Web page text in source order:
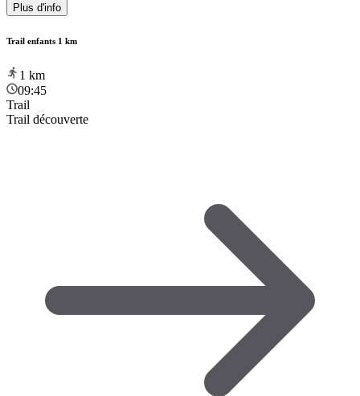
Plus d'info
Trail enfants 1 km
1 km
09:45
Trail
Trail découverte